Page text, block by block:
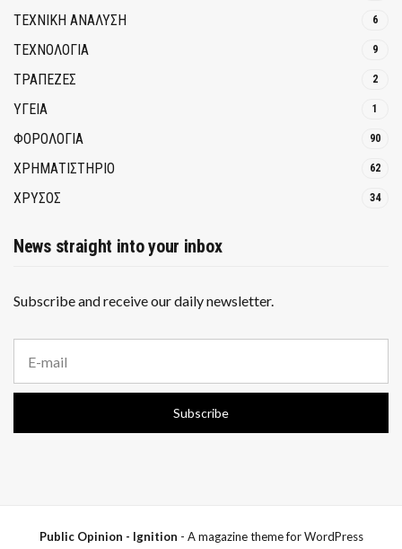
ΤΕΧΝΙΚΗ ΑΝΑΛΥΣΗ 6
ΤΕΧΝΟΛΟΓΙΑ 9
ΤΡΆΠΕΖΕΣ 2
ΥΓΕΙΑ 1
ΦΟΡΟΛΟΓΙΑ 90
ΧΡΗΜΑΤΙΣΤΗΡΙΟ 62
ΧΡΥΣΟΣ 34
News straight into your inbox
Subscribe and receive our daily newsletter.
a
i
a
Subscribe
Public Opinion - Ignition - A magazine theme for WordPress